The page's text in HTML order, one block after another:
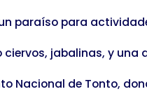
paraíso para
jabalinas, y una
Nacional de Tonto,